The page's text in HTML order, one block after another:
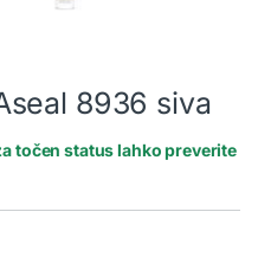
8936 siva
točen status lahko preverite